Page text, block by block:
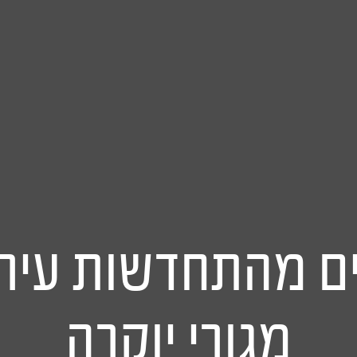
מהתחדשות
מגורי יוקרה